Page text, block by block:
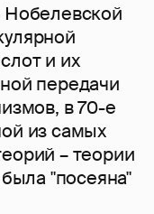
Нобелевской
и их
передачи
в 70-е
из самых
– теории
"посеяна"